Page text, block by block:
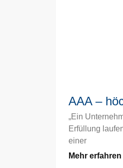
AAA –
„Ein
Erfüllung
einer
Mehr erfahren